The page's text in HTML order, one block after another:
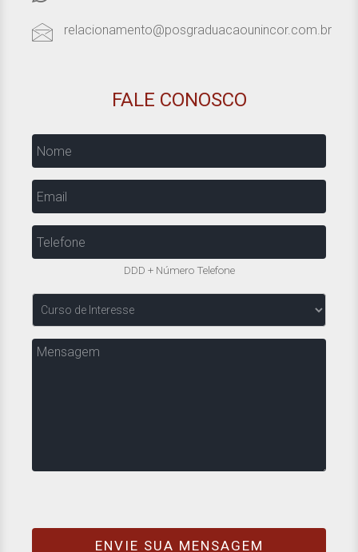
relacionamento@posgraduacaounincor.com.br
FALE CONOSCO
DDD + Número Telefone
de